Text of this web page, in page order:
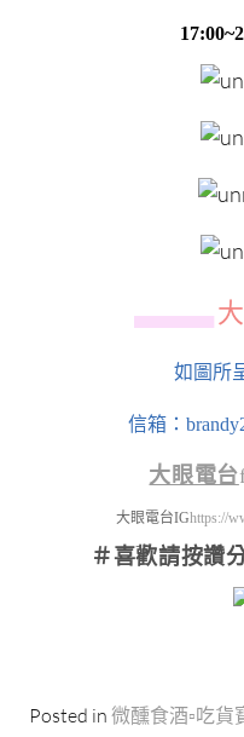
▄▄▄▄▄▄
如圖所
信箱：
大眼電台
大眼電台IGhttps://
＃喜歡請按讚
Posted in 微醺食酒▫吃貨